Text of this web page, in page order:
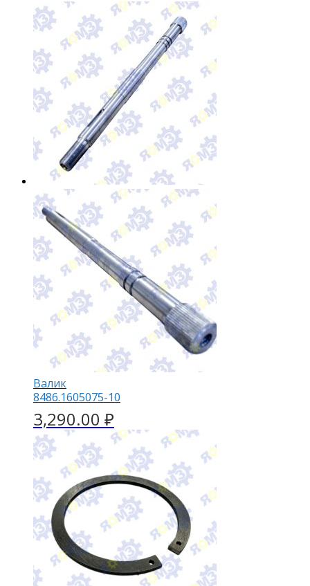
Валик
8486.1605075-10
3,290.00 ₽